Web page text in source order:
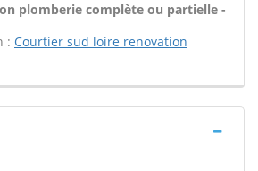
plomberie complète ou partielle -
: Courtier sud loire renovation